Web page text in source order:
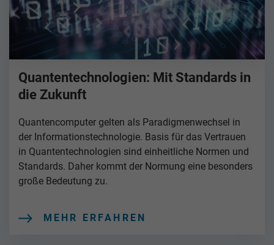
Quantentechnologien: Mit Standards in
die Zukunft
Quantencomputer gelten als Paradigmenwechsel in
der Informationstechnologie. Basis für das Vertrauen
in Quantentechnologien sind einheitliche Normen und
Standards. Daher kommt der Normung eine besonders
große Bedeutung zu.
MEHR ERFAHREN